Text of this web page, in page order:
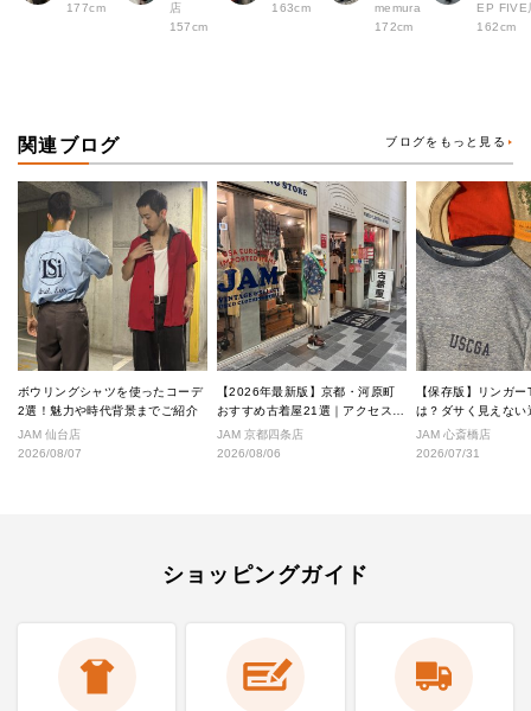
177cm
店
157cm
163cm
memura
172cm
EP
162cm
関連ブログ ブログをもっと見る
ボウリングシャツを使ったコーデ
2選！魅力や時代背景までご紹介
JAM 仙台店
2026/08/07
【2026年最新版】京都・河原町
おすすめ古着屋21選｜アクセス良
好な絶対行くべきショップ厳選！
JAM 京都四条店
2026/08/06
【保存版】リンガ
は？ダサく見えない
なし完全ガイド
JAM 心斎橋店
2026/07/31
ショッピングガイド